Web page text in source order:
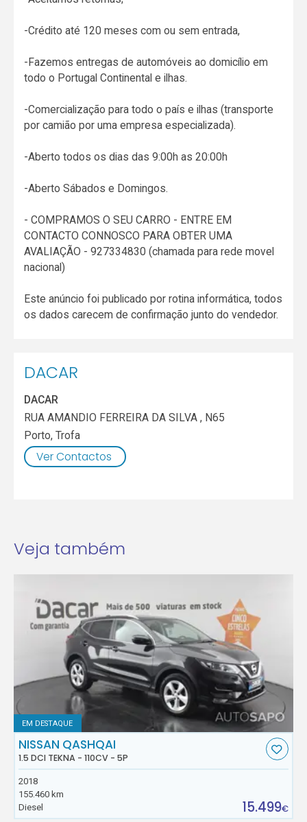
-Crédito até 120 meses com ou sem entrada,
-Fazemos entregas de automóveis ao domicílio em
todo o Portugal Continental e ilhas.
-Comercialização para todo o país e ilhas (transporte
por camião por uma empresa especializada).
-Aberto todos os dias das 9:00h as 20:00h
-Aberto Sábados e Domingos.
- COMPRAMOS O SEU CARRO - ENTRE EM
CONTACTO CONNOSCO PARA OBTER UMA
AVALIAÇÃO - 927334830 (chamada para rede movel
nacional)
Este anúncio foi publicado por rotina informática, todos
os dados carecem de confirmação junto do vendedor.
DACAR
DACAR
RUA AMANDIO FERREIRA DA SILVA , N65
Porto,Trofa
Ver Contactos
Veja também
EM DESTAQUE
NISSAN QASHQAI
1.5 DCI TEKNA - 110CV - 5P
2018
155.460 km
Diesel
15.499€